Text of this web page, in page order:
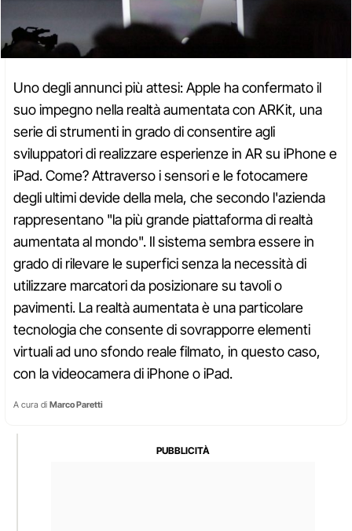
Uno degli annunci più attesi: Apple ha confermato il
suo impegno nella realtà aumentata con ARKit, una
serie di strumenti in grado di consentire agli
sviluppatori di realizzare esperienze in AR su iPhone e
iPad. Come? Attraverso i sensori e le fotocamere
degli ultimi devide della mela, che secondo l'azienda
rappresentano "la più grande piattaforma di realtà
aumentata al mondo". Il sistema sembra essere in
grado di rilevare le superfici senza la necessità di
utilizzare marcatori da posizionare su tavoli o
pavimenti. La realtà aumentata è una particolare
tecnologia che consente di sovrapporre elementi
virtuali ad uno sfondo reale filmato, in questo caso,
con la videocamera di iPhone o iPad.
A cura di Marco Paretti